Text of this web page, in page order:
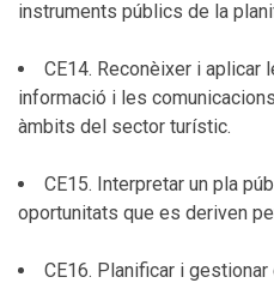
instruments públics de la
CE14. Reconèixer i
informació i les
àmbits del sector turístic.
CE15. Interpretar un pla
oportunitats que es deriven
CE16. Planificar i